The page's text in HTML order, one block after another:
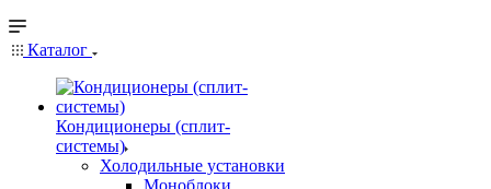
Каталог
Кондиционеры (сплит-
системы)
Холодильные установки
Моноблоки